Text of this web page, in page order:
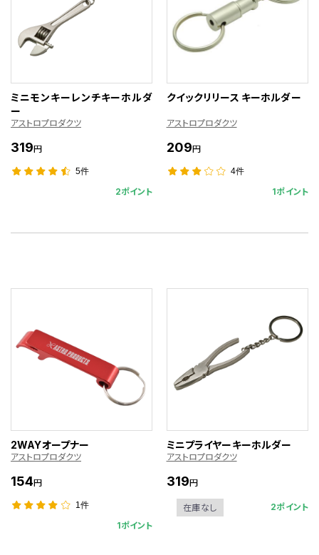
ミニモンキーレンチキーホルダ
ー
アストロプロダクツ
319円
5件
2ポイント
クイックリリース キーホルダー
アストロプロダクツ
209円
4件
1ポイント
2WAYオープナー
アストロプロダクツ
154円
1件
1ポイント
ミニプライヤーキーホルダー
アストロプロダクツ
319円
在庫なし 2ポイント